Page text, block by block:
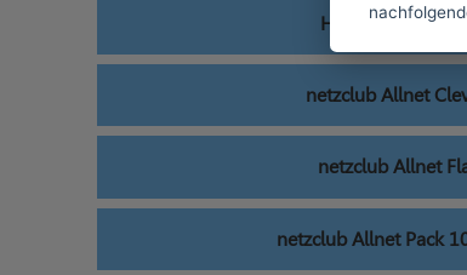
HanseNet
netzclub Allnet
netzclub Allnet
netzclub Allnet Pack